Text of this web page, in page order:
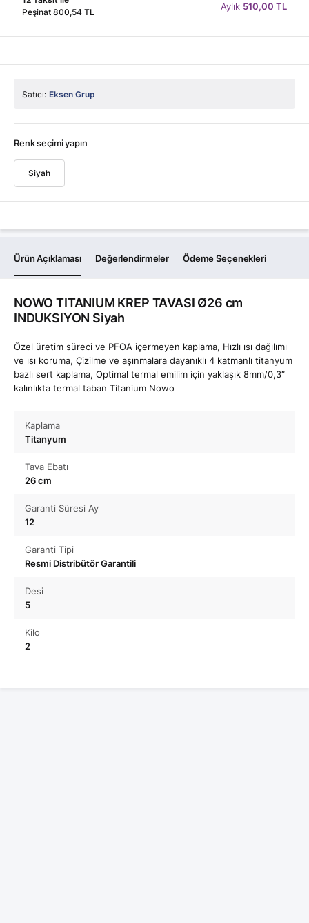
Peşinat 800,54 TL
Aylık 510,00 TL
Satıcı: Eksen Grup
Renk seçimi yapın
Siyah
Ürün Açıklaması Değerlendirmeler Ödeme Seçenekleri
NOWO TITANIUM KREP TAVASI Ø26 cm
INDUKSIYON Siyah
Özel üretim süreci ve PFOA içermeyen kaplama, Hızlı ısı dağılımı
ve ısı koruma, Çizilme ve aşınmalara dayanıklı 4 katmanlı titanyum
bazlı sert kaplama, Optimal termal emilim için yaklaşık 8mm/0,3″
kalınlıkta termal taban Titanium Nowo
Kaplama
Titanyum
Tava Ebatı
26 cm
Garanti Süresi Ay
12
Garanti Tipi
Resmi Distribütör Garantili
Desi
5
Kilo
2